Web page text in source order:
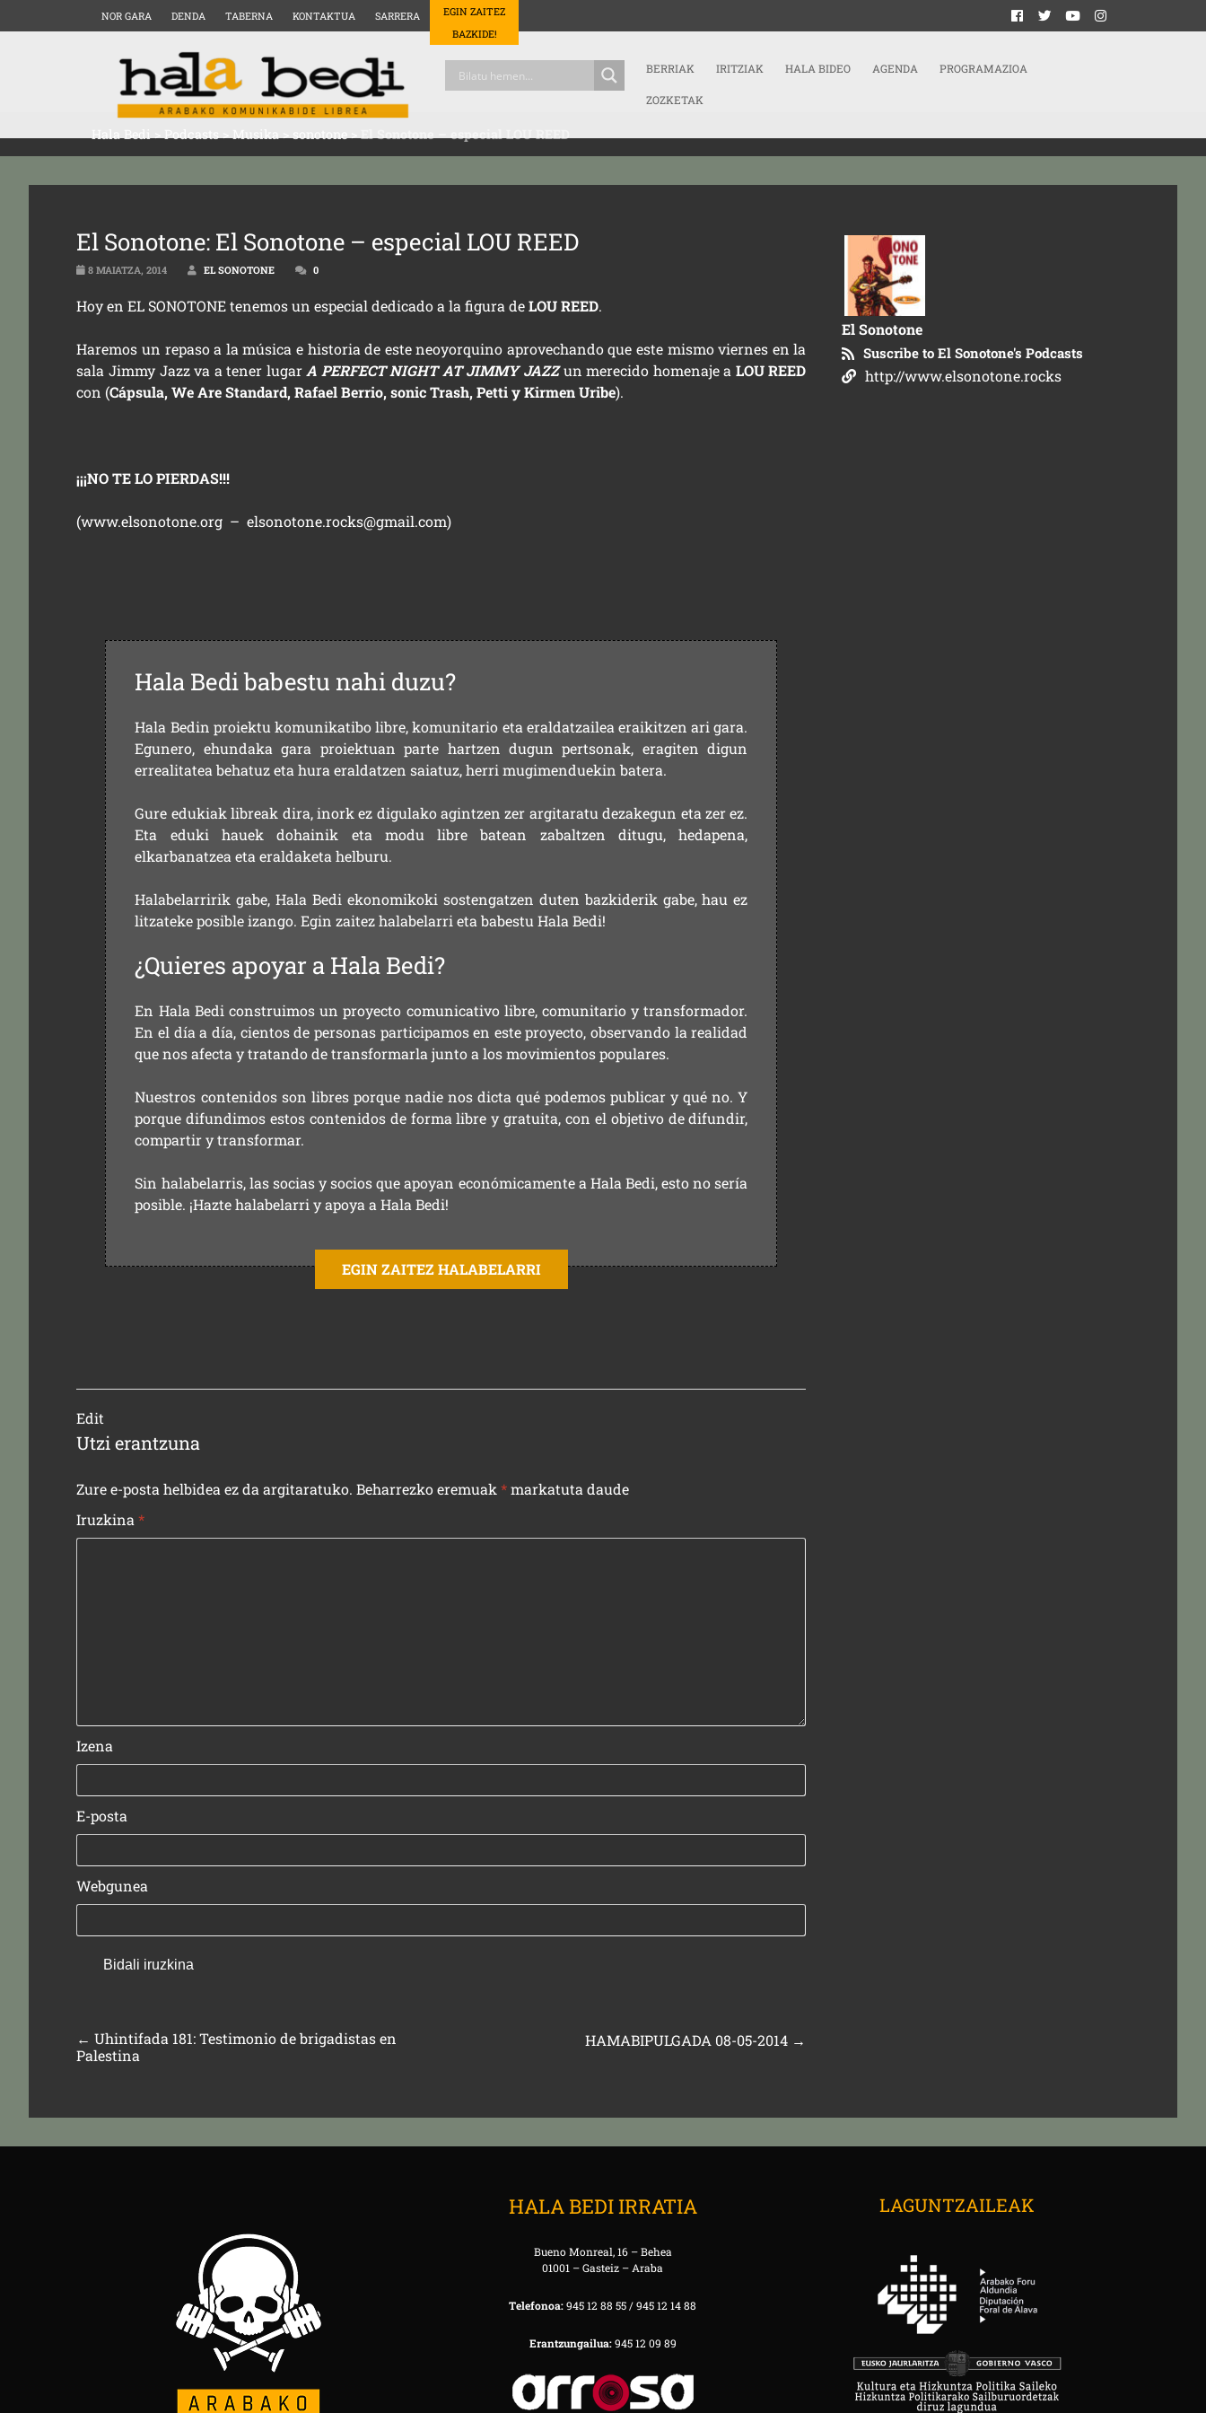
NOR GARA DENDA TABERNA KONTAKTUA SARRERA
EGIN ZAITEZ
BAZKIDE!
BERRIAK IRITZIAK HALA BIDEO AGENDA PROGRAMAZIOA
ZOZKETAK
Hala Bedi>Podcasts>Musika>sonotone>El Sonotone – especial LOU REED
El Sonotone: El Sonotone – especial LOU REED
8 MAIATZA, 2014 EL SONOTONE 0
Hoy en EL SONOTONE tenemos un especial dedicado a la figura deLOU REED.
Haremos un repaso a la música e historia de este neoyorquino aprovechando que este mismo viernes en la
sala Jimmy Jazz va a tener lugarA PERFECT NIGHT AT JIMMY JAZZ un merecido homenaje a LOU REED
con (Cápsula, We Are Standard, Rafael Berrio, sonic Trash, Petti y Kirmen Uribe).
¡¡¡NO TE LO PIERDAS!!!
(www.elsonotone.org –elsonotone.rocks@gmail.com)
Hala Bedi babestu nahi duzu?
Hala Bedin proiektu komunikatibo libre, komunitario eta eraldatzailea eraikitzen ari gara.
Egunero, ehundaka gara proiektuan parte hartzen dugun pertsonak, eragiten digun
errealitatea behatuz eta hura eraldatzen saiatuz, herri mugimenduekin batera.
Gure edukiak libreak dira, inork ez digulako agintzen zer argitaratu dezakegun eta zer ez.
Eta eduki hauek dohainik eta modu libre batean zabaltzen ditugu, hedapena,
elkarbanatzea eta eraldaketa helburu.
Halabelarririk gabe, Hala Bedi ekonomikoki sostengatzen duten bazkiderik gabe, hau ez
litzateke posible izango. Egin zaitez halabelarri eta babestu Hala Bedi!
¿Quieres apoyar a Hala Bedi?
En Hala Bedi construimos un proyecto comunicativo libre, comunitario y transformador.
En el día a día, cientos de personas participamos en este proyecto, observando la realidad
que nos afecta y tratando de transformarla junto a los movimientos populares.
Nuestros contenidos son libres porque nadie nos dicta qué podemos publicar y qué no. Y
porque difundimos estos contenidos de forma libre y gratuita, con el objetivo de difundir,
compartir y transformar.
Sin halabelarris, las socias y socios que apoyan económicamente a Hala Bedi, esto no sería
posible. ¡Hazte halabelarri y apoya a Hala Bedi!
EGIN ZAITEZ HALABELARRI
Edit
Utzi erantzuna
Zure e-posta helbidea ez da argitaratuko. Beharrezko eremuak*markatuta daude
Iruzkina*
Izena
E-posta
Webgunea
←Uhintifada 181: Testimonio de brigadistas en
Palestina
HAMABIPULGADA 08-05-2014 →
El Sonotone
Suscribe to El Sonotone's Podcasts
http://www.elsonotone.rocks
HALA BEDI IRRATIA
Bueno Monreal, 16 – Behea
01001 – Gasteiz – Araba
Telefonoa:945 12 88 55 / 945 12 14 88
Erantzungailua:945 12 09 89
LAGUNTZAILEAK